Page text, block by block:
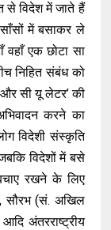
से विदेश में जाते हैं
में बसाकर ले
वहाँ एक छोटा सा
निहित संबंध को
और सी यू लेटर’ की
करने का
विदेशी संस्कृति
विदेशों में बसे
रखने के लिए
सौरभ (सं. अखिल
अंतरराष्ट्रीय